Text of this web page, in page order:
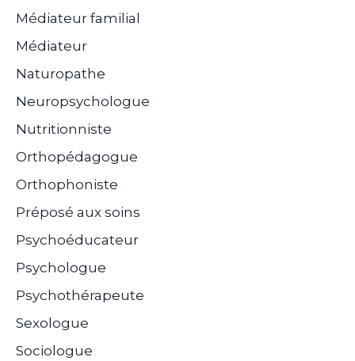
Médiateur familial
Médiateur
Naturopathe
Neuropsychologue
Nutritionniste
Orthopédagogue
Orthophoniste
Préposé aux soins
Psychoéducateur
Psychologue
Psychothérapeute
Sexologue
Sociologue